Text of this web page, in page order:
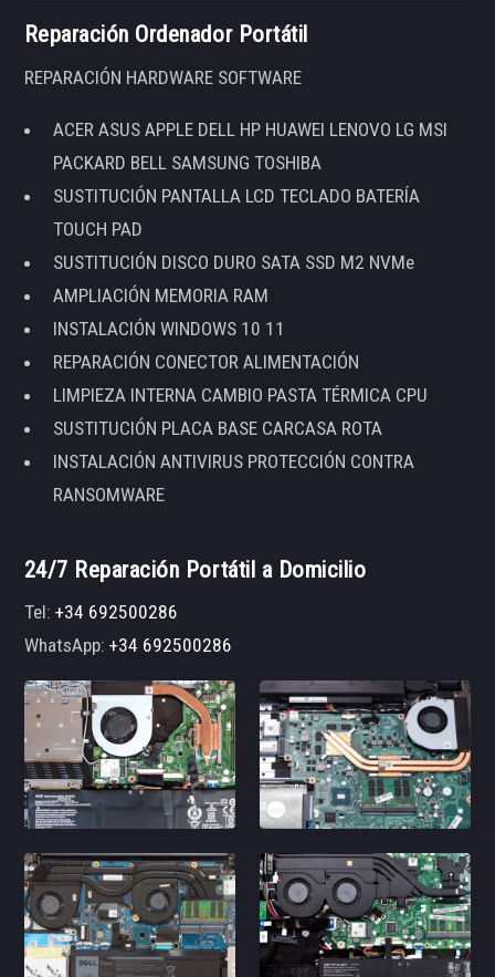
Reparación Ordenador Portátil
REPARACIÓN HARDWARE SOFTWARE
ACER ASUS APPLE DELL HP HUAWEI LENOVO LG MSI
PACKARD BELL SAMSUNG TOSHIBA
SUSTITUCIÓN PANTALLA LCD TECLADO BATERÍA
TOUCH PAD
SUSTITUCIÓN DISCO DURO SATA SSD M2 NVMe
AMPLIACIÓN MEMORIA RAM
INSTALACIÓN WINDOWS 10 11
REPARACIÓN CONECTOR ALIMENTACIÓN
LIMPIEZA INTERNA CAMBIO PASTA TÉRMICA CPU
SUSTITUCIÓN PLACA BASE CARCASA ROTA
INSTALACIÓN ANTIVIRUS PROTECCIÓN CONTRA
RANSOMWARE
24/7 Reparación Portátil a Domicilio
Tel:+34 692500286
WhatsApp:+34 692500286